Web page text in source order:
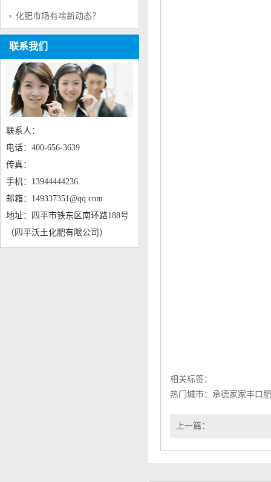
化肥市场有啥新动态？
联系我们
联系人：
电话：400-656-3639
传真：
手机：13944444236
邮箱：149337351@qq.com
地址：四平市铁东区南环路188号
（四平沃土化肥有限公司）
相关标签：
热门城市： 承德家家丰口肥
上一篇：